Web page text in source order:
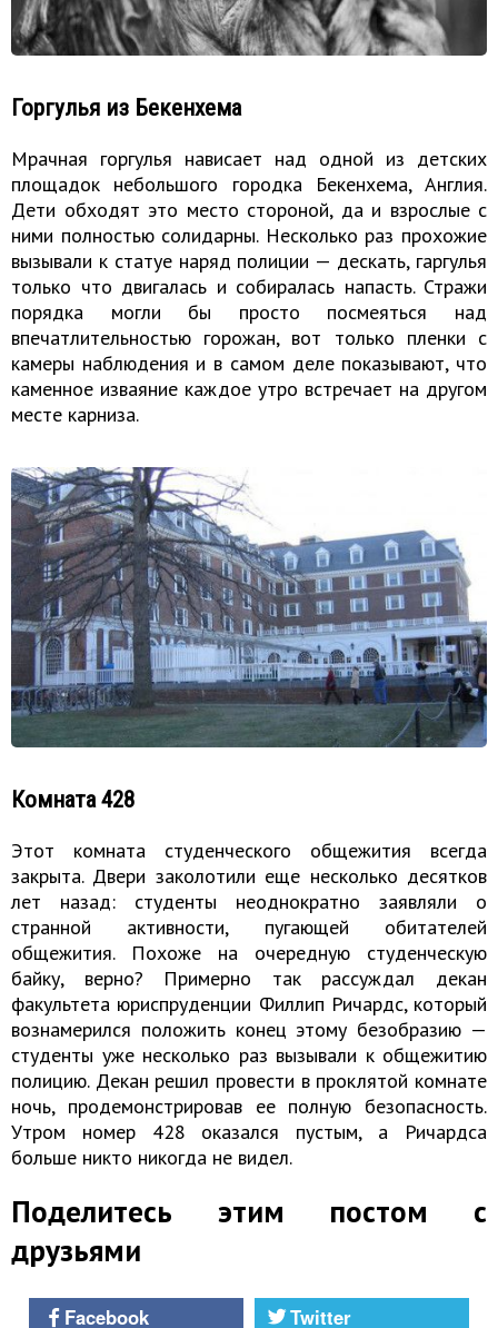
Горгулья из Бекенхема
Мрачная горгулья нависает над одной из детских
площадок небольшого городка Бекенхема, Англия.
Дети обходят это место стороной, да и взрослые с
ними полностью солидарны. Несколько раз прохожие
вызывали к статуе наряд полиции — дескать, гаргулья
только что двигалась и собиралась напасть. Стражи
порядка могли бы просто посмеяться над
впечатлительностью горожан, вот только пленки с
камеры наблюдения и в самом деле показывают, что
каменное изваяние каждое утро встречает на другом
месте карниза.
Комната 428
Этот комната студенческого общежития всегда
закрыта. Двери заколотили еще несколько десятков
лет назад: студенты неоднократно заявляли о
странной активности, пугающей обитателей
общежития. Похоже на очередную студенческую
байку, верно? Примерно так рассуждал декан
факультета юриспруденции Филлип Ричардс, который
вознамерился положить конец этому безобразию —
студенты уже несколько раз вызывали к общежитию
полицию. Декан решил провести в проклятой комнате
ночь, продемонстрировав ее полную безопасность.
Утром номер 428 оказался пустым, а Ричардса
больше никто никогда не видел.
Поделитесь этим постом с
друзьями
Facebook
Twitter